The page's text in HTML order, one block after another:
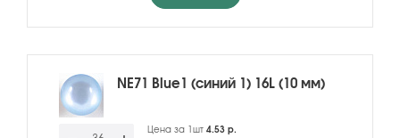
NE71 Blue1 (синий 1) 16L (10 мм)
Цена за 1шт 4.53 р.